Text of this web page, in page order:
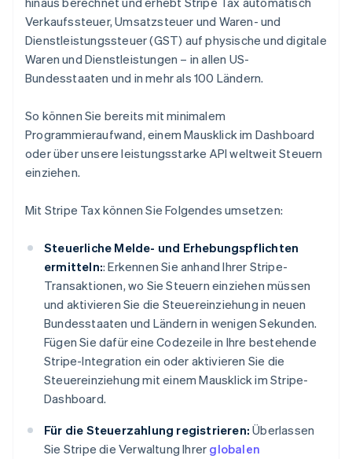
Verkaufssteuer, Umsatzsteuer und Waren- und
Dienstleistungssteuer (GST) auf physische und digitale
Waren und Dienstleistungen – in allen US-
Bundesstaaten und in mehr als 100 Ländern.
So können Sie bereits mit minimalem
Programmieraufwand, einem Mausklick im Dashboard
oder über unsere leistungsstarke API weltweit Steuern
einziehen.
Mit Stripe Tax können Sie Folgendes umsetzen:
Steuerliche Melde- und Erhebungspflichten
ermitteln:: Erkennen Sie anhand Ihrer Stripe-
Transaktionen, wo Sie Steuern einziehen müssen
und aktivieren Sie die Steuereinziehung in neuen
Bundesstaaten und Ländern in wenigen Sekunden.
Fügen Sie dafür eine Codezeile in Ihre bestehende
Stripe-Integration ein oder aktivieren Sie die
Steuereinziehung mit einem Mausklick im Stripe-
Dashboard.
Für die Steuerzahlung registrieren: Überlassen
Sie Stripe die Verwaltung Ihrer globalen